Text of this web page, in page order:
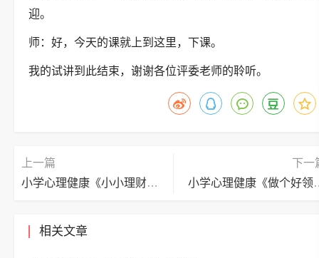
迎。
师：好，今天的课就上到这里，下课。
我的试讲到此结束，谢谢各位评委老师的聆听。
上一篇
小学心理健康《小小理财师》逐字稿
下一
小学心理
相关文章